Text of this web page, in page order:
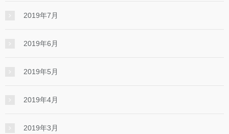
2019年7月
2019年6月
2019年5月
2019年4月
2019年3月